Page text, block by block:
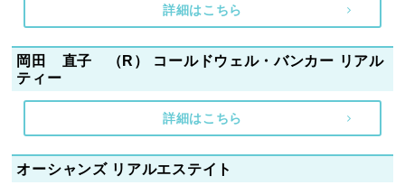
詳細はこちら
岡田 直子 （R） コールドウェル・バンカー リアル
ティー
詳細はこちら
オーシャンズ リアルエステイト